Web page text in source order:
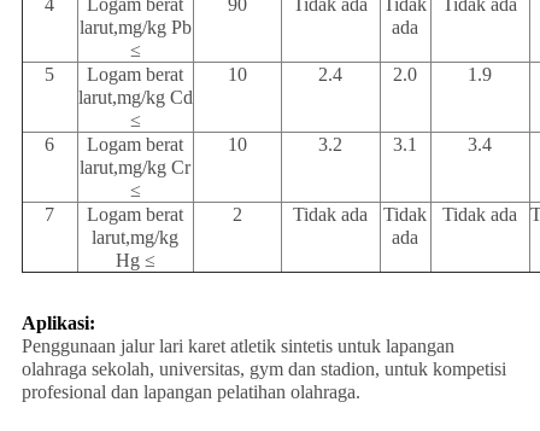
4
Logam berat
larut,mg/kg Pb
≤
90 Tidak ada
Tidak
ada
Tidak ada
5
Logam berat
larut,mg/kg Cd
≤
10 2.4 2.0 1.9
6
Logam berat
larut,mg/kg Cr
≤
10 3.2 3.1 3.4
7
Logam berat
larut,mg/kg
Hg ≤
2 Tidak ada
Tidak
ada
Tidak ada
Aplikasi:
Penggunaan jalur lari karet atletik sintetis untuk lapangan
olahraga sekolah, universitas, gym dan stadion, untuk kompetisi
profesional dan lapangan pelatihan olahraga.